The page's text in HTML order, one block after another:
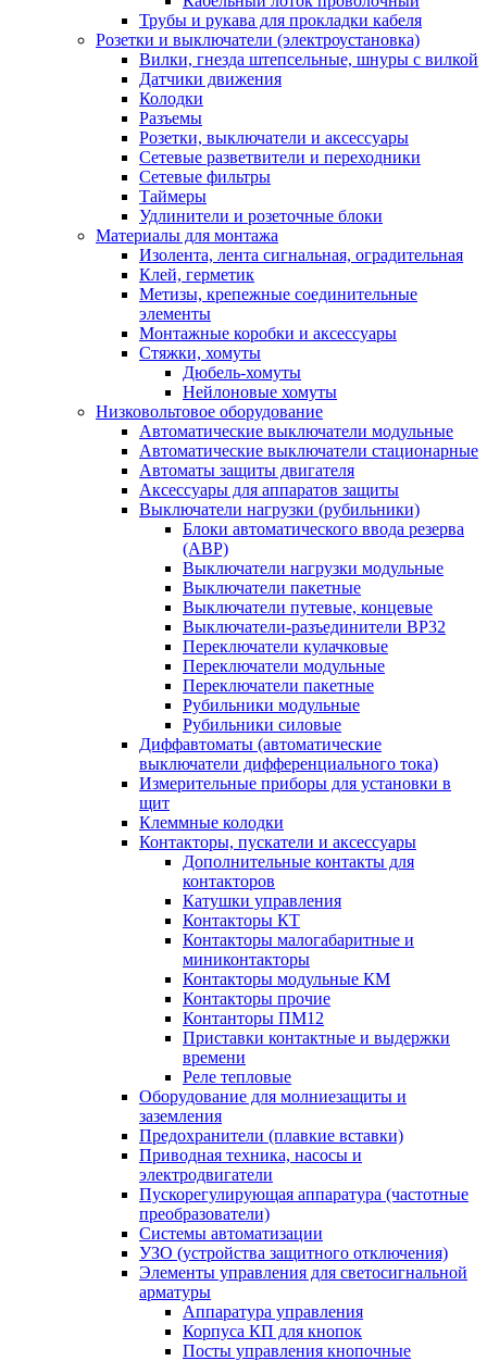
Трубы и рукава для прокладки кабеля
Розетки и выключатели (электроустановка)
Вилки, гнезда штепсельные, шнуры с вилкой
Датчики движения
Колодки
Разъемы
Розетки, выключатели и аксессуары
Сетевые разветвители и переходники
Сетевые фильтры
Таймеры
Удлинители и розеточные блоки
Материалы для монтажа
Изолента, лента сигнальная, оградительная
Клей, герметик
Метизы, крепежные соединительные
элементы
Монтажные коробки и аксессуары
Стяжки, хомуты
Дюбель-хомуты
Нейлоновые хомуты
Низковольтовое оборудование
Автоматические выключатели модульные
Автоматические выключатели стационарные
Автоматы защиты двигателя
Аксессуары для аппаратов защиты
Выключатели нагрузки (рубильники)
Блоки автоматического ввода резерва
(АВР)
Выключатели нагрузки модульные
Выключатели пакетные
Выключатели путевые, концевые
Выключатели-разъединители ВР32
Переключатели кулачковые
Переключатели модульные
Переключатели пакетные
Рубильники модульные
Рубильники силовые
Диффавтоматы (автоматические
выключатели дифференциального тока)
Измерительные приборы для установки в
щит
Клеммные колодки
Контакторы, пускатели и аксессуары
Дополнительные контакты для
контакторов
Катушки управления
Контакторы КТ
Контакторы малогабаритные и
миниконтакторы
Контакторы модульные КМ
Контакторы прочие
Контанторы ПМ12
Приставки контактные и выдержки
времени
Реле тепловые
Оборудование для молниезащиты и
заземления
Предохранители (плавкие вставки)
Приводная техника, насосы и
электродвигатели
Пускорегулирующая аппаратура (частотные
преобразователи)
Системы автоматизации
УЗО (устройства защитного отключения)
Элементы управления для светосигнальной
арматуры
Аппаратура управления
Корпуса КП для кнопок
Посты управления кнопочные